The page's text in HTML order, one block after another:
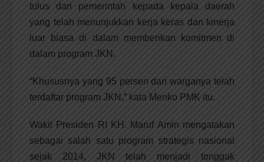
tulus dari pemerintah kepada kepala daerah
yang telah menunjukkan kerja keras dan kinerja
luar biasa di dalam memberikan komitmen di
dalam program JKN.
“Khususnya yang 95 persen dari warganya telah
terdaftar program JKN,” kata Menko PMK itu.
Wakil Presiden RI KH. Maruf Amin mengatakan
sebagai salah satu program strategis nasional
sejak 2014, JKN telah menjadi tonggak